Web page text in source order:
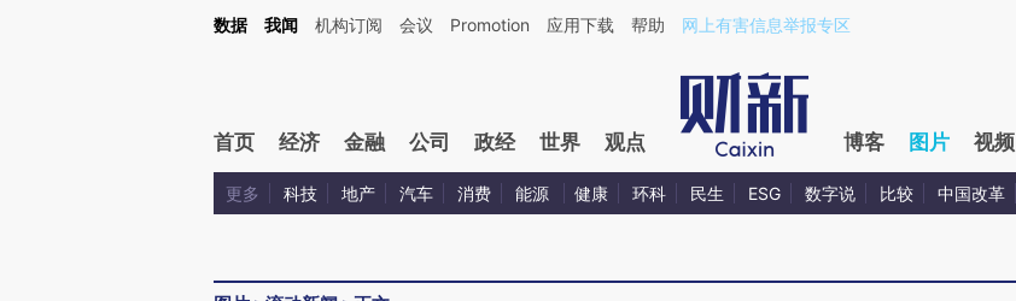
数据 我闻 机构订阅 会议 Promotion 应用下载 帮助 网上有害信息举报专区
首页 经济 金融 公司 政经 世界 观点 博客 图片 视频
更多 科技 地产 汽车 消费 能源 健康 环科 民生 ESG 数字说 比较 中国改革